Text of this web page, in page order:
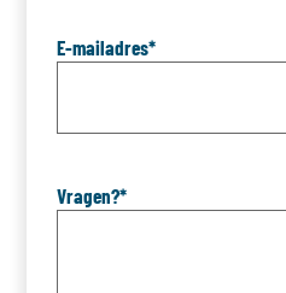
E-mailadres*
Vragen?*